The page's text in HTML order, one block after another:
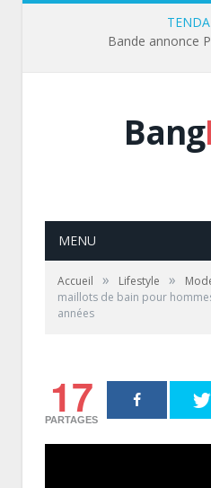
Bande annonce
Bang
MENU
Accueil » Lifestyle »
maillots de bain pour
années
17
PARTAGES